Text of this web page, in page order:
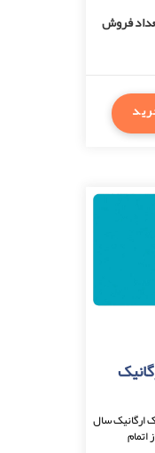
ارگانیک سال
از اتمام